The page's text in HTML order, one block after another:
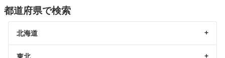
都道府県で検索
北海道